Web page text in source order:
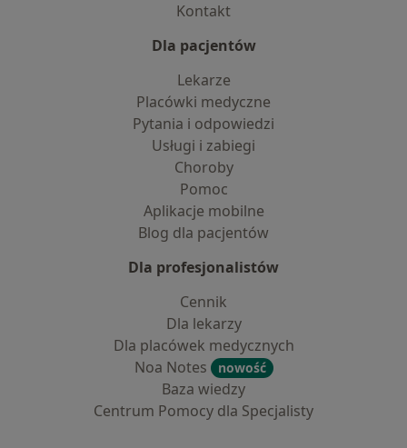
Kontakt
Dla pacjentów
Lekarze
Placówki medyczne
Pytania i odpowiedzi
Usługi i zabiegi
Choroby
Pomoc
Aplikacje mobilne
Blog dla pacjentów
Dla profesjonalistów
Cennik
Dla lekarzy
Dla placówek medycznych
Noa Notes
nowość
Baza wiedzy
Centrum Pomocy dla Specjalisty